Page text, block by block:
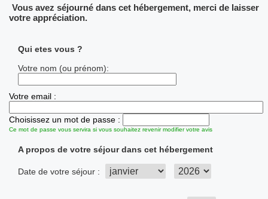
Vous avez séjourné dans cet hébergement, merci de laisser
votre appréciation.
Qui etes vous ?
Votre nom (ou prénom):
Votre email :
Choisissez un mot de passe :
Ce mot de passe vous servira si vous souhaitez revenir modifier votre avis
A propos de votre séjour dans cet hébergement
Date de votre séjour :